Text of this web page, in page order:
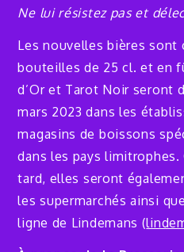
Ne lui résistez pas et
Les nouvelles bières sont
bouteilles de 25 cl. et en
d’Or et Tarot Noir seront
mars 2023 dans les
magasins de boissons
dans les pays
tard, elles seront
les supermarchés ainsi
ligne de Lindemans (